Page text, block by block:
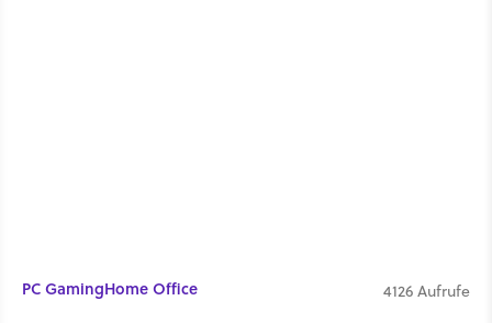
PC GamingHome Office 4126 Aufrufe